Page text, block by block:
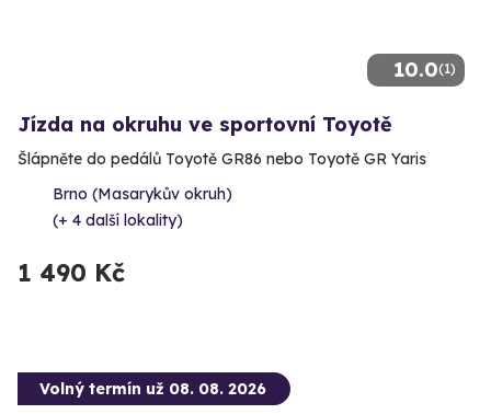
10.0(1)
Jízda na okruhu ve sportovní Toyotě
Šlápněte do pedálů Toyotě GR86 nebo Toyotě GR Yaris
Brno (Masarykův okruh)
(+ 4 další lokality)
1 490 Kč
Volný termín už 08. 08. 2026